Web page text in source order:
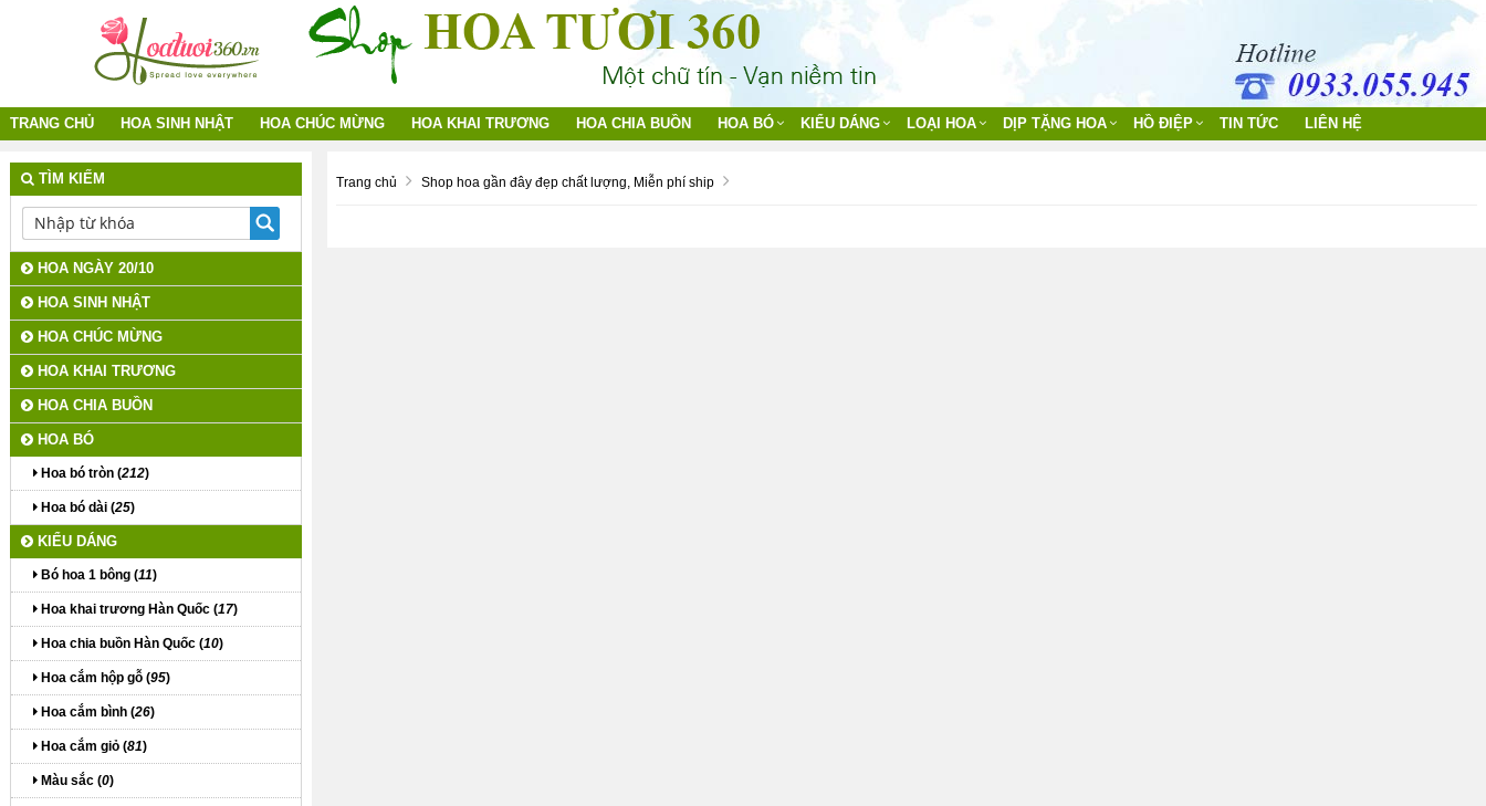
TRANG CHỦ HOA SINH NHẬT HOA CHÚC MỪNG HOA KHAI TRƯƠNG HOA CHIA BUỒN HOA BÓ KIỂU DÁNG LOẠI HOA DỊP TẶNG HOA HỒ ĐIỆP TIN TỨC LIÊN HỆ
Trang chủ Shop hoa gần đây đẹp chất lượng, Miễn phí ship
TÌM KIẾM
HOA NGÀY 20/10
HOA SINH NHẬT
HOA CHÚC MỪNG
HOA KHAI TRƯƠNG
HOA CHIA BUỒN
HOA BÓ
Hoa bó tròn (212)
Hoa bó dài (25)
KIỂU DÁNG
Bó hoa 1 bông (11)
Hoa khai trương Hàn Quốc (17)
Hoa chia buồn Hàn Quốc (10)
Hoa cắm hộp gỗ (95)
Hoa cắm bình (26)
Hoa cắm giỏ (81)
Màu sắc (0)